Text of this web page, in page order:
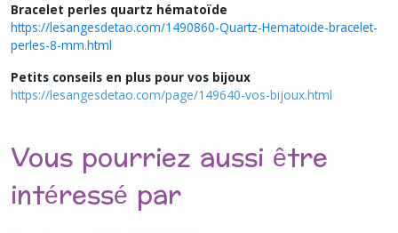
Bracelet perles quartz hématoïde
https://lesangesdetao.com/1490860-Quartz-Hematoide-bracelet-
perles-8-mm.html
Petits conseils en plus pour vos bijoux
https://lesangesdetao.com/page/149640-vos-bijoux.html
Vous pourriez aussi être
intéressé par